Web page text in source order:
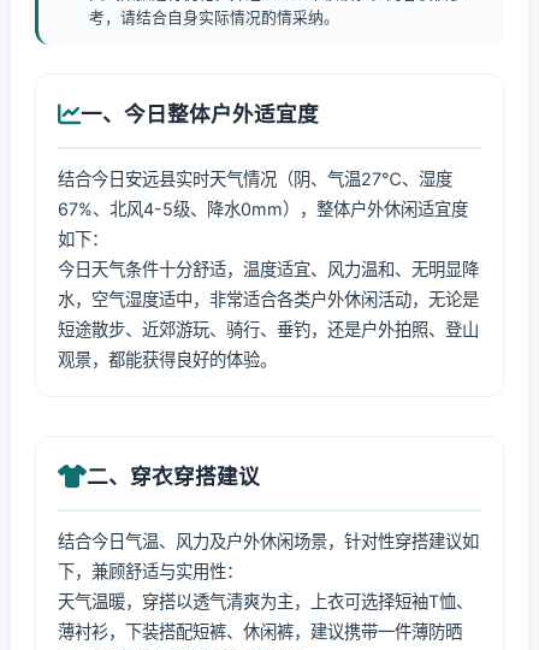
考，请结合自身实际情况酌情采纳。
一、今日整体户外适宜度
结合今日安远县实时天气情况（阴、气温27℃、湿度
67%、北风4-5级、降水0mm），整体户外休闲适宜度
如下：
今日天气条件十分舒适，温度适宜、风力温和、无明显降
水，空气湿度适中，非常适合各类户外休闲活动，无论是
短途散步、近郊游玩、骑行、垂钓，还是户外拍照、登山
观景，都能获得良好的体验。
二、穿衣穿搭建议
结合今日气温、风力及户外休闲场景，针对性穿搭建议如
下，兼顾舒适与实用性：
天气温暖，穿搭以透气清爽为主，上衣可选择短袖T恤、
薄衬衫，下装搭配短裤、休闲裤，建议携带一件薄防晒